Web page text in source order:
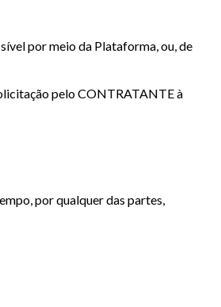
por meio da Plataforma, ou, de
pelo CONTRATANTE à
por qualquer das partes,